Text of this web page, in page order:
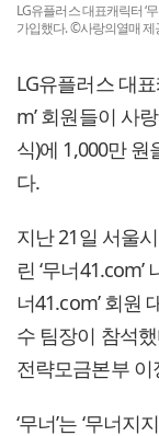
LG유플러스 대표캐릭터 ‘
가입했다. ©사랑의열매 제
LG유플러스 대표
m’ 회원들이 사
식)에 1,000만
다.
지난 21일 서울
린 ‘무너41.com’
너41.com’ 회원
수 팀장이 참석
전략모금본부
‘무너’는 ‘무너